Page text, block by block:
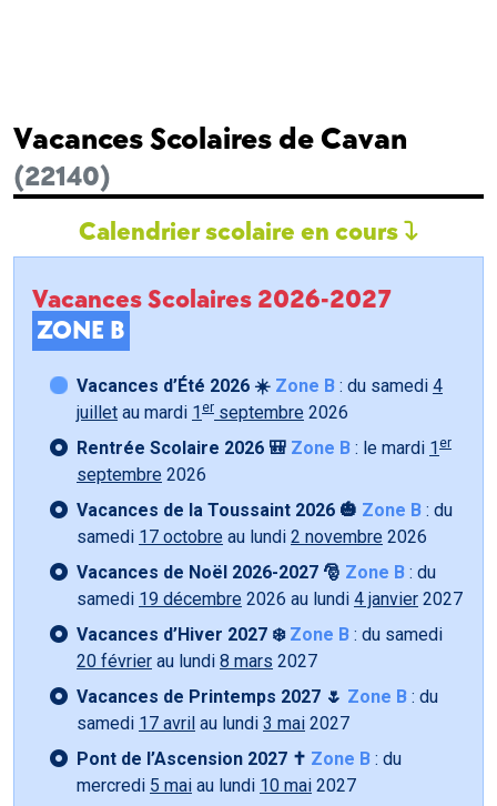
Vacances Scolaires de Cavan
(22140)
Calendrier scolaire en cours
Vacances Scolaires 2026-2027
ZONE B
Vacances d’Été 2026 ☀️ Zone B : du samedi 4
juillet au mardi 1 er septembre 2026
Rentrée Scolaire 2026 🎒 Zone B : le mardi 1 er
septembre 2026
Vacances de la Toussaint 2026 🎃 Zone B : du
samedi 17 octobre au lundi 2 novembre 2026
Vacances de Noël 2026-2027 🎅 Zone B : du
samedi 19 décembre 2026 au lundi 4 janvier 2027
Vacances d’Hiver 2027 ❄️ Zone B : du samedi
20 février au lundi 8 mars 2027
Vacances de Printemps 2027 🌷 Zone B : du
samedi 17 avril au lundi 3 mai 2027
Pont de l’Ascension 2027 ✝️ Zone B : du
mercredi 5 mai au lundi 10 mai 2027